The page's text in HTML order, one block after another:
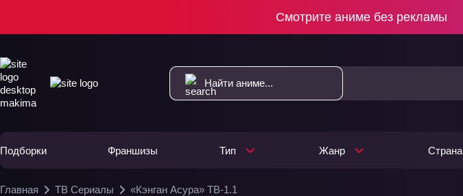
Смотрите аниме без рекламы
Подборки Франшизы Тип Жанр Страна
Главная ТВ Сериалы «Кэнган Асура» ТВ-1.1